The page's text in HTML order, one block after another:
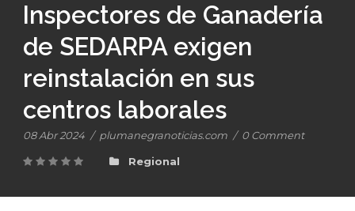
Inspectores de Ganadería
de SEDARPA exigen
reinstalación en sus
centros laborales
08 Abr 2024 / plumanegranoticias.com / 0 Comment
Regional